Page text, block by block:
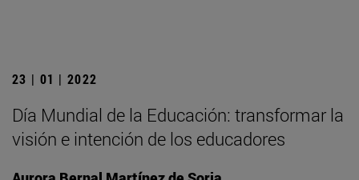
23 | 01 | 2022
Día Mundial de la Educación: transformar la
visión e intención de los educadores